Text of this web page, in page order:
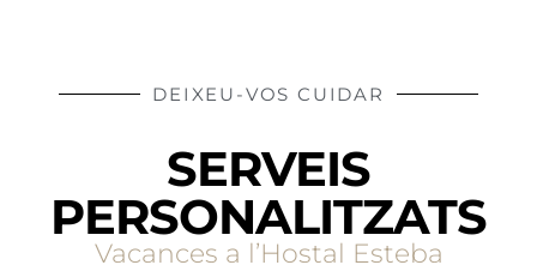
DEIXEU-VOS CUIDAR
SERVEIS
PERSONALITZATS
Vacances a l’Hostal Esteba